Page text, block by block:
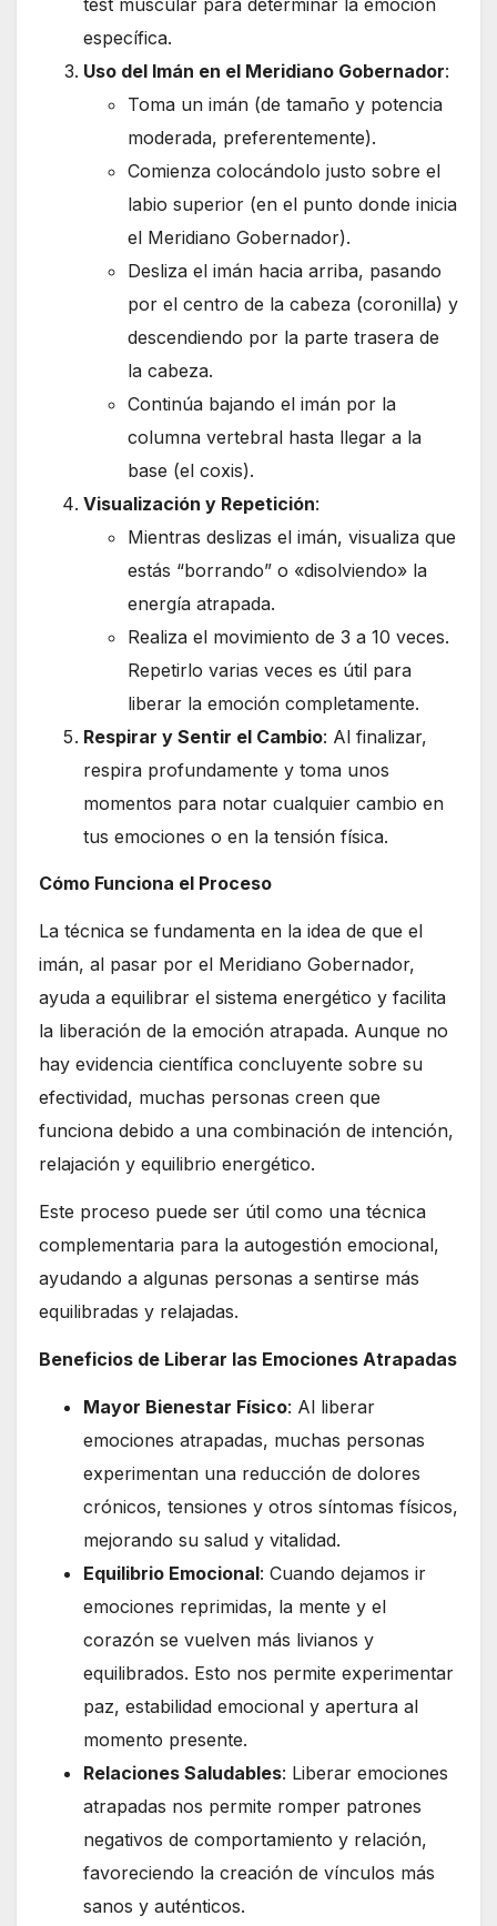
específica.
Uso del Imán en el Meridiano Gobernador:
Toma un imán (de tamaño y potencia
moderada, preferentemente).
Comienza colocándolo justo sobre el
labio superior (en el punto donde inicia
el Meridiano Gobernador).
Desliza el imán hacia arriba, pasando
por el centro de la cabeza (coronilla) y
descendiendo por la parte trasera de
la cabeza.
Continúa bajando el imán por la
columna vertebral hasta llegar a la
base (el coxis).
Visualización y Repetición:
Mientras deslizas el imán, visualiza que
estás “borrando” o «disolviendo» la
energía atrapada.
Realiza el movimiento de 3 a 10 veces.
Repetirlo varias veces es útil para
liberar la emoción completamente.
Respirar y Sentir el Cambio: Al finalizar,
respira profundamente y toma unos
momentos para notar cualquier cambio en
tus emociones o en la tensión física.
Cómo Funciona el Proceso
La técnica se fundamenta en la idea de que el
imán, al pasar por el Meridiano Gobernador,
ayuda a equilibrar el sistema energético y facilita
la liberación de la emoción atrapada. Aunque no
hay evidencia científica concluyente sobre su
efectividad, muchas personas creen que
funciona debido a una combinación de intención,
relajación y equilibrio energético.
Este proceso puede ser útil como una técnica
complementaria para la autogestión emocional,
ayudando a algunas personas a sentirse más
equilibradas y relajadas.
Beneficios de Liberar las Emociones Atrapadas
Mayor Bienestar Físico: Al liberar
emociones atrapadas, muchas personas
experimentan una reducción de dolores
crónicos, tensiones y otros síntomas físicos,
mejorando su salud y vitalidad.
Equilibrio Emocional: Cuando dejamos ir
emociones reprimidas, la mente y el
corazón se vuelven más livianos y
equilibrados. Esto nos permite experimentar
paz, estabilidad emocional y apertura al
momento presente.
Relaciones Saludables: Liberar emociones
atrapadas nos permite romper patrones
negativos de comportamiento y relación,
favoreciendo la creación de vínculos más
sanos y auténticos.